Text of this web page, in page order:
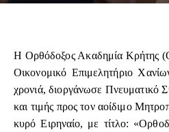
Η Ορθόδοξος Ακαδημία Κρήτης
Οικονομικό Επιμελητήριο
χρονιά, διοργάνωσε Πνευματικό
και τιμής προς τον αοίδιμο
κυρό Ειρηναίο, με τίτλο: